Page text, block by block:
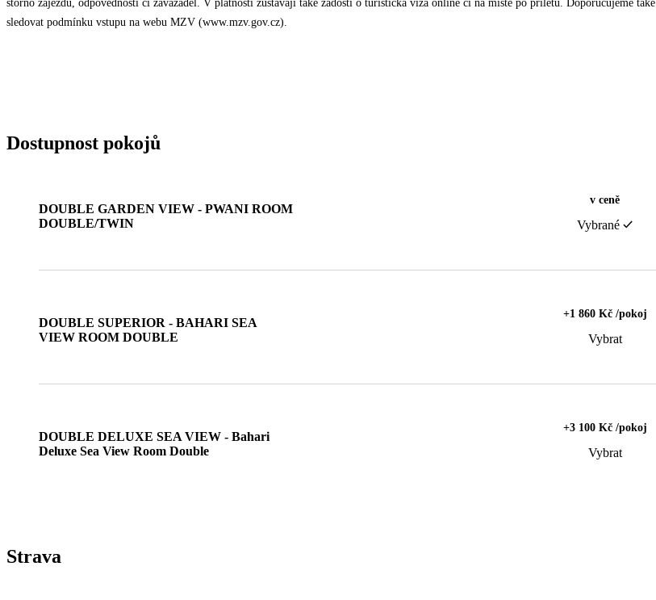
storno zájezdu, odpovědnosti či zavazadel. V platnosti zůstávají také žádosti o turistická víza online či na místě po příletu. Doporučujeme také
sledovat podmínku vstupu na webu MZV (www.mzv.gov.cz).
Dostupnost pokojů
DOUBLE GARDEN VIEW - PWANI ROOM
DOUBLE/TWIN
v ceně
Vybrané
DOUBLE SUPERIOR - BAHARI SEA
VIEW ROOM DOUBLE
+1 860 Kč /pokoj
Vybrat
DOUBLE DELUXE SEA VIEW - Bahari
Deluxe Sea View Room Double
+3 100 Kč /pokoj
Vybrat
Strava